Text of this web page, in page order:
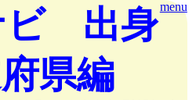
menu
ビ 出身
県編